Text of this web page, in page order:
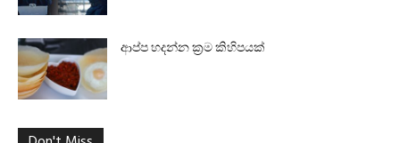
ආප්ප හදන්න ක්‍රම කිහිපයක්